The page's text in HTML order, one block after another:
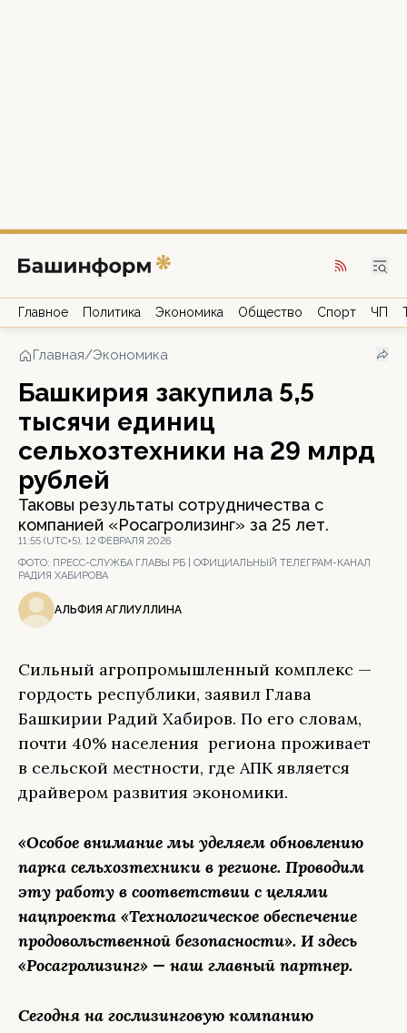
Главное Политика Экономика Общество Спорт ЧП
Главная/Экономика
Башкирия закупила 5,5
тысячи единиц
сельхозтехники на 29 млрд
рублей
Таковы результаты сотрудничества с
компанией «Росагролизинг» за 25 лет.
11:55 (UTC+5), 12 ФЕВРАЛЯ 2026
ФОТО: ПРЕСС-СЛУЖБА ГЛАВЫ РБ | ОФИЦИАЛЬНЫЙ ТЕЛЕГРАМ-КАНАЛ
РАДИЯ ХАБИРОВА
АЛЬФИЯ АГЛИУЛЛИНА
Сильный агропромышленный комплекс —
гордость республики, заявил Глава
Башкирии Радий Хабиров. По его словам,
почти 40% населения региона проживает
в сельской местности, где АПК является
драйвером развития экономики.
«Особое внимание мы уделяем обновлению
парка сельхозтехники в регионе. Проводим
эту работу в соответствии с целями
нацпроекта «Технологическое обеспечение
продовольственной безопасности». И здесь
«Росагролизинг» — наш главный партнер.
Сегодня на гослизинговую компанию